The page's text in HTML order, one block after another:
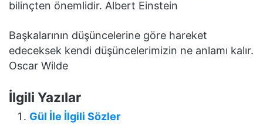
bilinçten önemlidir. Albert Einstein
Başkalarının düşüncelerine göre hareket
edeceksek kendi düşüncelerimizin ne anlamı kalır.
Oscar Wilde
İlgili Yazılar
Gül İle İlgili Sözler